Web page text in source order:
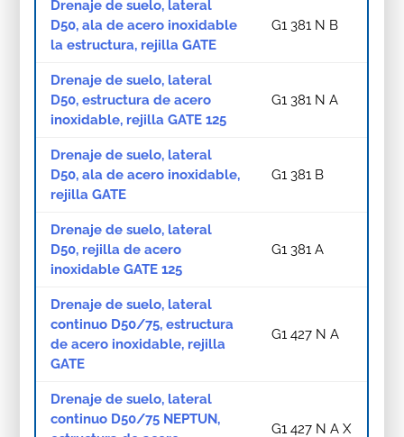
Drenaje de suelo, lateral
D50, ala de acero inoxidable
la estructura, rejilla GATE
G1 381 N B
Drenaje de suelo, lateral
D50, estructura de acero
inoxidable, rejilla GATE 125
G1 381 N A
Drenaje de suelo, lateral
D50, ala de acero inoxidable,
rejilla GATE
G1 381 B
Drenaje de suelo, lateral
D50, rejilla de acero
inoxidable GATE 125
G1 381 A
Drenaje de suelo, lateral
continuo D50/75, estructura
de acero inoxidable, rejilla
GATE
G1 427 N A
Drenaje de suelo, lateral
continuo D50/75 NEPTUN,
G1 427 N A X